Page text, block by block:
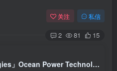
关注 私信
2 81 15
「Ocean Power Technologies」Ocean Power Technologies全面分析：行业前景、财务状况与投资价值评估